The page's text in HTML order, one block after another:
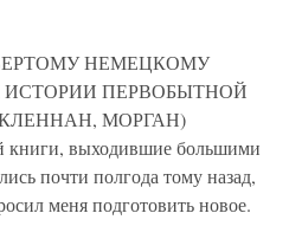
НЕМЕЦКОМУ
ИСТОРИИ ПЕРВОБЫТНОЙ
МОРГАН)
книги, выходившие большими
почти полгода тому назад,
меня подготовить новое.